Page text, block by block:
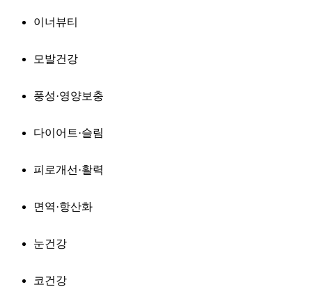
이너뷰티
모발건강
풍성·영양보충
다이어트·슬림
피로개선·활력
면역·항산화
눈건강
코건강